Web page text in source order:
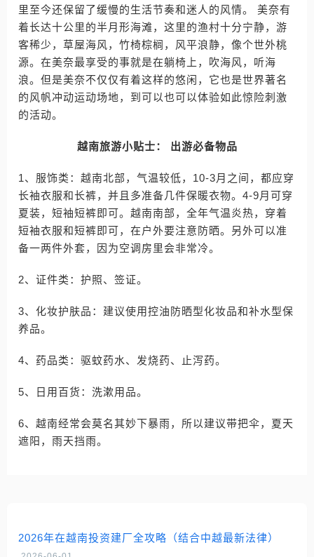
里至今还保留了缓慢的生活节奏和迷人的风情。 美奈有
着长达十公里的半月形海滩，这里的渔村十分宁静，游
客稀少，草屋海风，竹椅棕榈，风平浪静，像个世外桃
源。在美奈最享受的事就是在躺椅上，吹海风，听海
浪。但是美奈不仅仅有着这样的悠闲，它也是世界著名
的风帆冲动运动场地，到可以也可以体验如此惊险刺激
的活动。
越南旅游小贴士： 出游必备物品
1、服饰类：越南北部，气温较低，10-3月之间，都应穿
长袖衣服和长裤，并且多准备几件保暖衣物。4-9月可穿
夏装，短袖短裤即可。越南南部，全年气温炎热，穿着
短袖衣服和短裤即可，在户外要注意防晒。另外可以准
备一两件外套，因为空调房里会非常冷。
2、证件类：护照、签证。
3、化妆护肤品：建议使用控油防晒型化妆品和补水型保
养品。
4、药品类：驱蚊药水、发烧药、止泻药。
5、日用百货：洗漱用品。
6、越南经常会莫名其妙下暴雨，所以建议带把伞，夏天
遮阳，雨天挡雨。
2026年在越南投资建厂全攻略（结合中越最新法律）